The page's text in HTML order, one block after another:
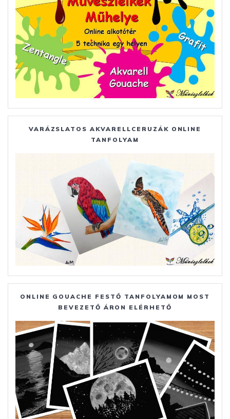
VARÁZSLATOS AKVARELLCERUZÁK ONLINE
TANFOLYAM
ONLINE GOUACHE FESTŐ TANFOLYAMOM MOST
BEVEZETŐ ÁRON ELÉRHETŐ